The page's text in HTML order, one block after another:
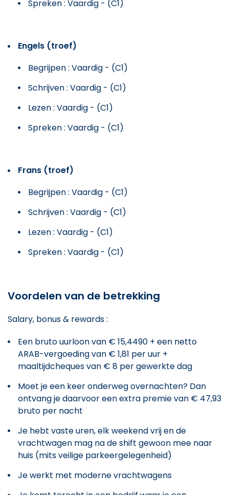
Spreken : Vaardig - (C1)
Engels (troef)
Begrijpen : Vaardig - (C1)
Schrijven : Vaardig - (C1)
Lezen : Vaardig - (C1)
Spreken : Vaardig - (C1)
Frans (troef)
Begrijpen : Vaardig - (C1)
Schrijven : Vaardig - (C1)
Lezen : Vaardig - (C1)
Spreken : Vaardig - (C1)
Voordelen van de betrekking
Salary, bonus & rewards :
Een bruto uurloon van € 15,4490 + een netto
ARAB-vergoeding van € 1,81 per uur +
maaltijdcheques van € 8 per gewerkte dag
Moet je een keer onderweg overnachten? Dan
ontvang je daarvoor een extra premie van € 47,93
bruto per nacht
Je hebt vaste uren, elk weekend vrij en de
vrachtwagen mag na de shift gewoon mee naar
huis (mits veilige parkeergelegenheid)
Je werkt met moderne vrachtwagens